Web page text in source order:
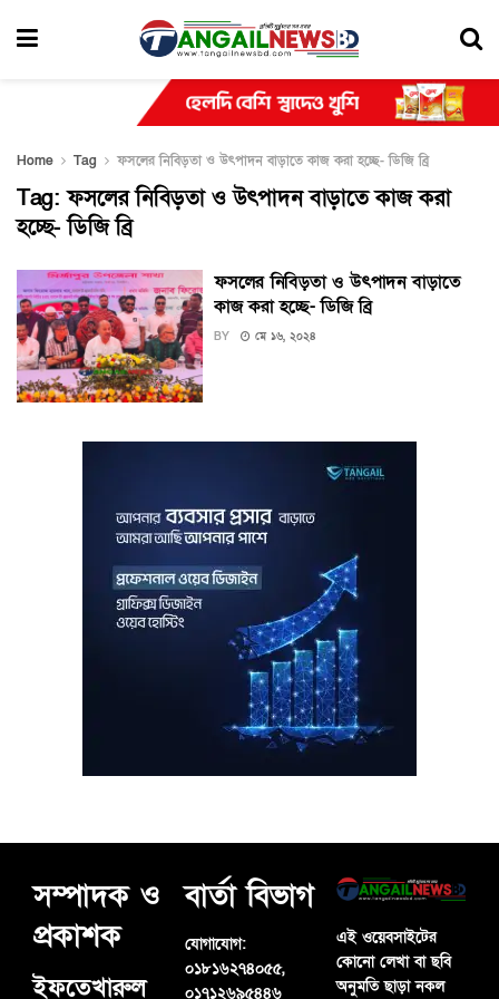
Home Tag ফসলের নিবিড়তা ও উৎপাদন বাড়াতে কাজ করা হচ্ছে- ডিজি ব্রি
Tag:ফসলের নিবিড়তা ও উৎপাদন বাড়াতে কাজ করা
হচ্ছে- ডিজি ব্রি
ফসলের নিবিড়তা ও উৎপাদন বাড়াতে
কাজ করা হচ্ছে- ডিজি ব্রি
BY মে ১৬, ২০২৪
সম্পাদক ও
প্রকাশক
ইফতেখারুল
বার্তা বিভাগ
যোগাযোগ:
০১৮১৬২৭৪০৫৫,
০১৭১২৬৯৫৪৪৬
এই ওয়েবসাইটের
কোনো লেখা বা ছবি
অনুমতি ছাড়া নকল